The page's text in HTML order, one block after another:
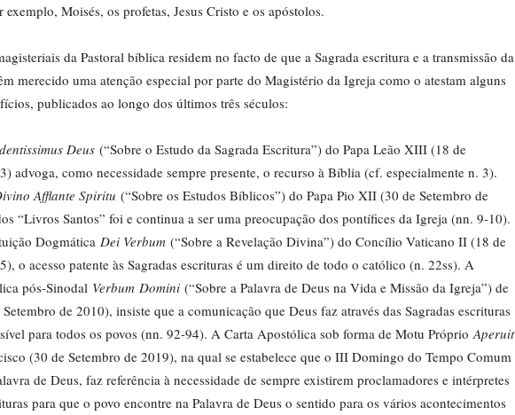
Moisés, os profetas, Jesus Cristo e os apóstolos.
da Pastoral bíblica residem no facto de que a Sagrada escritura e a transmissão da
merecido uma atenção especial por parte do Magistério da Igreja como o atestam alguns
publicados ao longo dos últimos três séculos:
Deus (“Sobre o Estudo da Sagrada Escritura”) do Papa Leão XIII (18 de
advoga, como necessidade sempre presente, o recurso à Bíblia (cf. especialmente n. 3).
Afflante Spiritu (“Sobre os Estudos Bíblicos”) do Papa Pio XII (30 de Setembro de
“Livros Santos” foi e continua a ser uma preocupação dos pontífices da Igreja (nn. 9-10).
Dogmática Dei Verbum (“Sobre a Revelação Divina”) do Concílio Vaticano II (18 de
o acesso patente às Sagradas escrituras é um direito de todo o católico (n. 22ss). A
pós-Sinodal Verbum Domini (“Sobre a Palavra de Deus na Vida e Missão da Igreja”) de
de 2010), insiste que a comunicação que Deus faz através das Sagradas escrituras
para todos os povos (nn. 92-94). A Carta Apostólica sob forma de Motu Próprio Aperuit
(30 de Setembro de 2019), na qual se estabelece que o III Domingo do Tempo Comum
de Deus, faz referência à necessidade de sempre existirem proclamadores e intérpretes
para que o povo encontre na Palavra de Deus o sentido para os vários acontecimentos